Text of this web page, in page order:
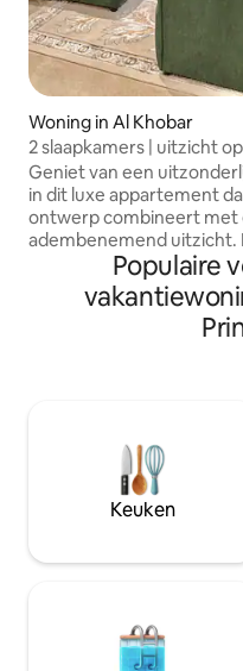
Woning in Al Khobar
2 slaapkamers | uitzicht
tv en zelf inchecken,
Geniet van een
in dit luxe appartement
ontwerp combineert met
adembenemend uitzicht.
gezellige slaapkamer
natuurlijke verlichting en
lounge met een slim
geïntegreerde
is een appartement dat
uitzicht op zee
geschikt voor wie op zoek
uitmuntendheid.
Populaire
Keuken